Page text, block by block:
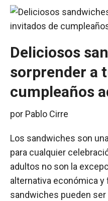
Deliciosos
sorprender a
cumpleaños
por Pablo Cirre
Los sandwiches son
para cualquier
adultos no son la
alternativa económica y
sandwiches pueden